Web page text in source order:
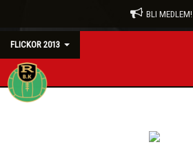
BLI MEDLEM!
FLICKOR 2013
HEM